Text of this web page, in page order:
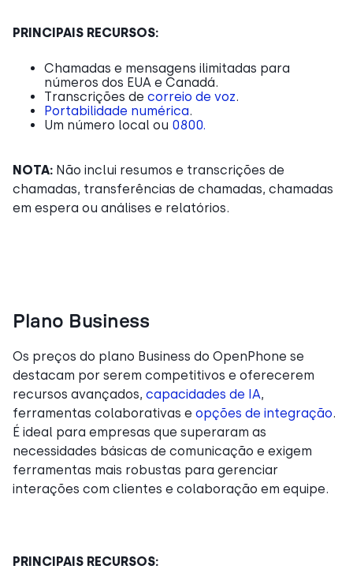
PRINCIPAIS RECURSOS:
Chamadas e mensagens ilimitadas para
números dos EUA e Canadá.
Transcrições de correio de voz.
Portabilidade numérica.
Um número local ou 0800.
NOTA: Não inclui resumos e transcrições de
chamadas, transferências de chamadas, chamadas
em espera ou análises e relatórios.
Plano Business
Os preços do plano Business do OpenPhone se
destacam por serem competitivos e oferecerem
recursos avançados, capacidades de IA,
ferramentas colaborativas e opções de integração.
É ideal para empresas que superaram as
necessidades básicas de comunicação e exigem
ferramentas mais robustas para gerenciar
interações com clientes e colaboração em equipe.
PRINCIPAIS RECURSOS: